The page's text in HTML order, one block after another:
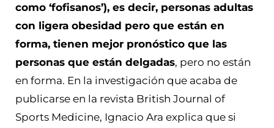
como ‘fofisanos’), es decir, personas adultas
con ligera obesidad pero que están en
forma, tienen mejor pronóstico que las
personas que están delgadas, pero no están
en forma. En la investigación que acaba de
publicarse en la revista British Journal of
Sports Medicine, Ignacio Ara explica que si